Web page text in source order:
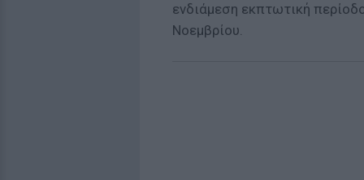
ενδιάμεση εκπτωτική
Νοεμβρίου.